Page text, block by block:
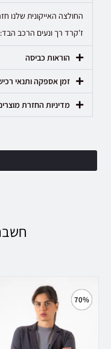
החולצה האייקונית שלנו
ז'קרד רך ונעים הרכב הבד:50% כותנה 50% ויסקוזה
הוראות כביסה
זמן אספקה ותנאי
מדיניות החזרת
70%